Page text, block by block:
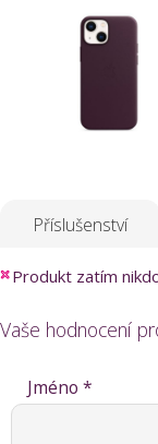
Příslušenství
Produkt zatím
Vaše hodnocení
Jméno *